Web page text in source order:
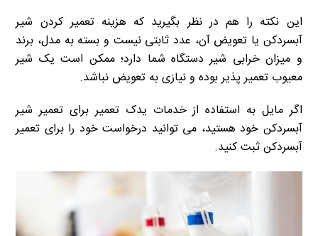
این نکته را هم در نظر بگیرید که هزینه تعمیر کردن شیر
آبسردکن یا تعویض آن، عدد ثابتی نیست و بسته به مدل، برند
و میزان خرابی شیر دستگاه شما دارد؛ ممکن است یک شیر
معیوب تعمیر پذیر بوده و نیازی به تعویض نباشد.
اگر مایل به استفاده از خدمات یدک تعمیر برای تعمیر شیر
آبسردکن خود هستید، می توانید درخواست خود را برای تعمیر
آبسردکن ثبت کنید.